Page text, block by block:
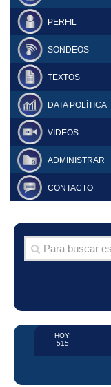
PERFIL
SONDEOS
TEXTOS
DATA POLÍTICA
VIDEOS
ADMINISTRAR
CONTACTO
HOY:
515